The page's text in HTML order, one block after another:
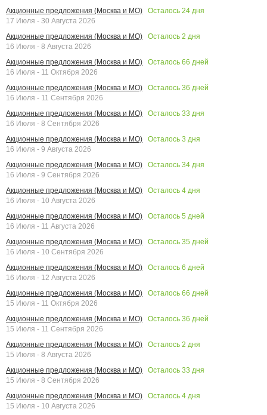
Акционные предложения (Москва и МО)
Осталось 24 дня
17 Июля - 30 Августа 2026
Акционные предложения (Москва и МО)
Осталось 2 дня
16 Июля - 8 Августа 2026
Акционные предложения (Москва и МО)
Осталось 66 дней
16 Июля - 11 Октября 2026
Акционные предложения (Москва и МО)
Осталось 36 дней
16 Июля - 11 Сентября 2026
Акционные предложения (Москва и МО)
Осталось 33 дня
16 Июля - 8 Сентября 2026
Акционные предложения (Москва и МО)
Осталось 3 дня
16 Июля - 9 Августа 2026
Акционные предложения (Москва и МО)
Осталось 34 дня
16 Июля - 9 Сентября 2026
Акционные предложения (Москва и МО)
Осталось 4 дня
16 Июля - 10 Августа 2026
Акционные предложения (Москва и МО)
Осталось 5 дней
16 Июля - 11 Августа 2026
Акционные предложения (Москва и МО)
Осталось 35 дней
16 Июля - 10 Сентября 2026
Акционные предложения (Москва и МО)
Осталось 6 дней
16 Июля - 12 Августа 2026
Акционные предложения (Москва и МО)
Осталось 66 дней
15 Июля - 11 Октября 2026
Акционные предложения (Москва и МО)
Осталось 36 дней
15 Июля - 11 Сентября 2026
Акционные предложения (Москва и МО)
Осталось 2 дня
15 Июля - 8 Августа 2026
Акционные предложения (Москва и МО)
Осталось 33 дня
15 Июля - 8 Сентября 2026
Акционные предложения (Москва и МО)
Осталось 4 дня
15 Июля - 10 Августа 2026